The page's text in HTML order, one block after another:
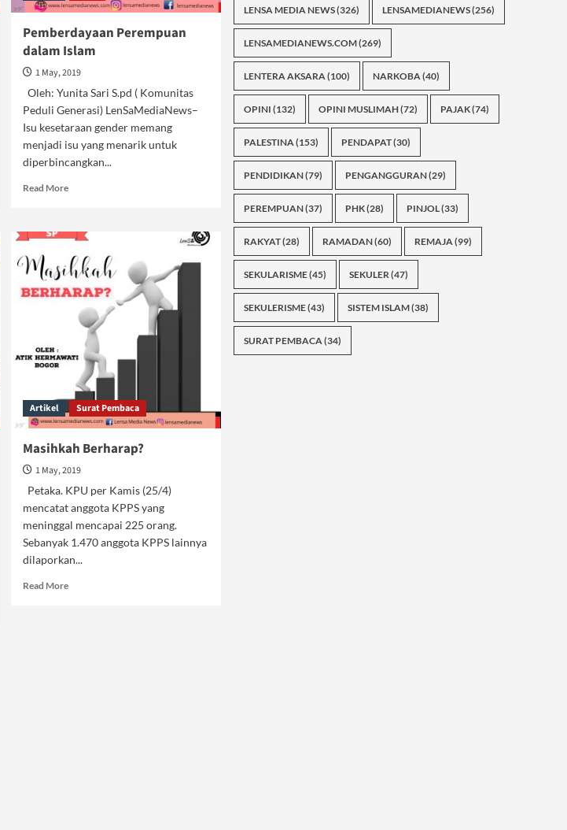
Pemberdayaan Perempuan
dalam Islam
1 May, 2019
Oleh: Yunita Sari S.pd ( Komunitas
Peduli Generasi) LenSaMediaNews–
Isu kesetaraan gender memang
menjadi isu yang menarik untuk
diperbincangkan...
Read MoreRead
Pemberdayaan
dalam
Islam
Artikel Surat Pembaca
Masihkah Berharap?
1 May, 2019
Petaka. KPU per Kamis (25/4)
mencatat anggota KPPS yang
meninggal mencapai 225 orang.
Sebanyak 1.470 anggota KPPS lainnya
dilaporkan...
Read MoreRead
LENSA MEDIA NEWS(326) LENSAMEDIANEWS(256)
LENSAMEDIANEWS.COM(269)
LENTERA AKSARA(100) NARKOBA(40)
OPINI (132) OPINI MUSLIMAH(72) PAJAK(74)
PALESTINA(153) PENDAPAT(30)
PENDIDIKAN(79) PENGANGGURAN(29)
PEREMPUAN(37) PHK(28) PINJOL(33)
RAKYAT(28) RAMADAN(60) REMAJA(99)
SEKULARISME(45) SEKULER(47)
SEKULERISME(43) SISTEM ISLAM(38)
SURAT PEMBACA(34)